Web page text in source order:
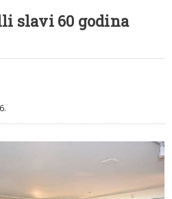
slavi 60 godina